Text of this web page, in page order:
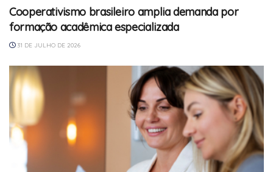
Cooperativismo brasileiro amplia demanda por
formação acadêmica especializada
31 DE JULHO DE 2026